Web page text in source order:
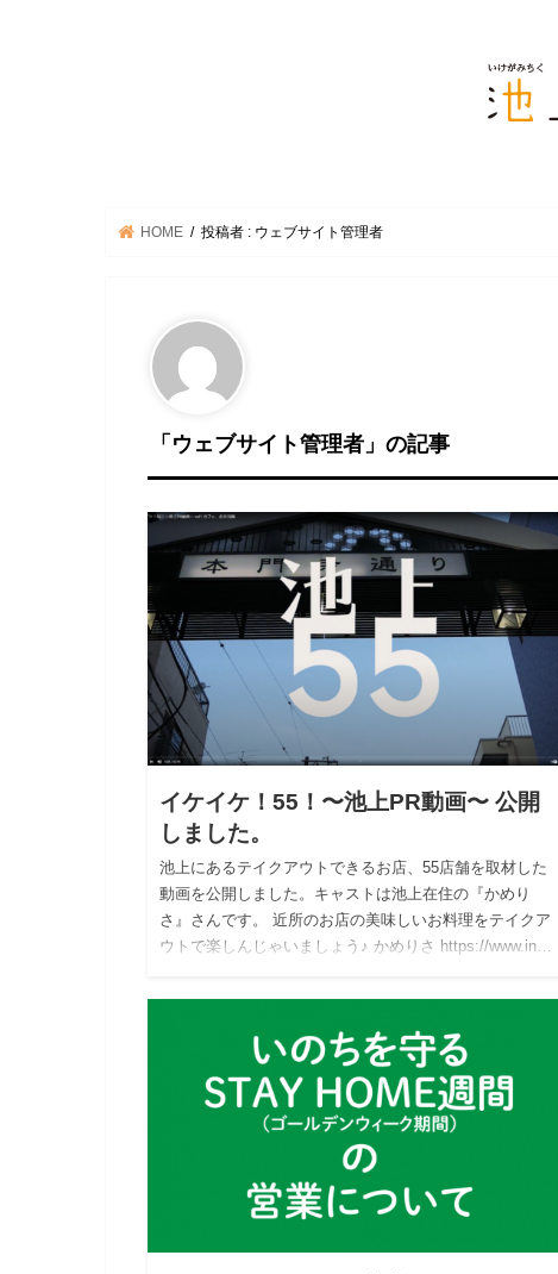
HOME 投稿者 : ウェブサイト管理者
「ウェブサイト管理者」の記事
イケイケ！55！〜池上PR動画〜 公開
しました。
池上にあるテイクアウトできるお店、55店舗を取材した
動画を公開しました。キャストは池上在住の『かめり
さ』さんです。 近所のお店の美味しいお料理をテイクア
ウトで楽しんじゃいましょう♪ かめりさ https://www.in…